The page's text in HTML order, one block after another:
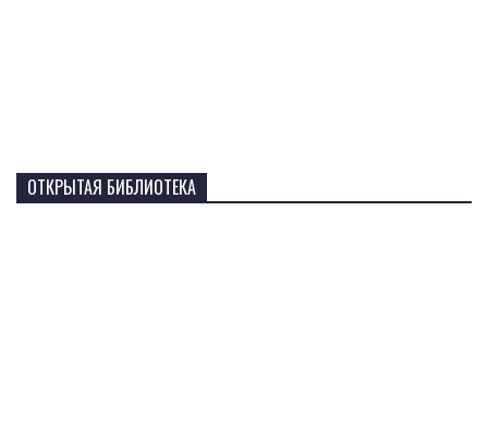
ОТКРЫТАЯ БИБЛИОТЕКА